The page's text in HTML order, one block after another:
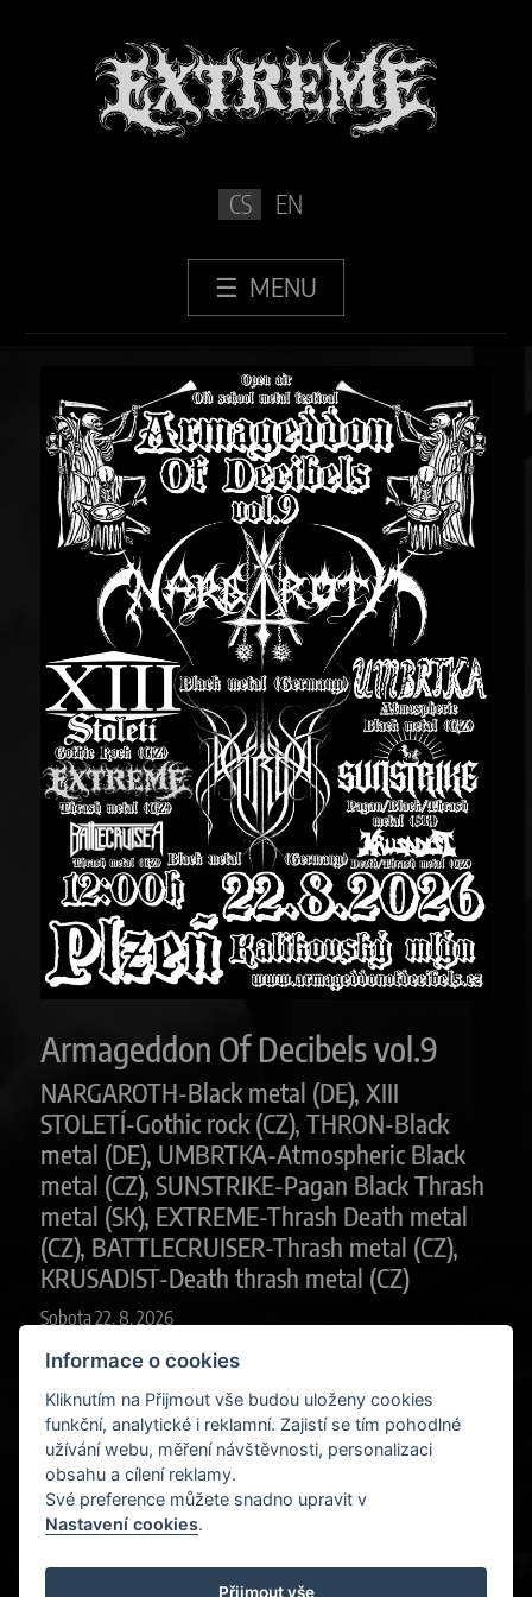
CS EN
Armageddon Of Decibels vol.9
NARGAROTH-Black metal (DE), XIII
STOLETÍ-Gothic rock (CZ), THRON-Black
metal (DE), UMBRTKA-Atmospheric Black
metal (CZ), SUNSTRIKE-Pagan Black Thrash
metal (SK), EXTREME-Thrash Death metal
(CZ), BATTLECRUISER-Thrash metal (CZ),
KRUSADIST-Death thrash metal (CZ)
Sobota 22. 8. 2026
Plzeň – Kalikovský mlýn
Předchozí
DEATH MASS TOUR 2026,
DEATH MASS TOUR 2026,
Informace o cookies
Kliknutím na Přijmout vše budou uloženy cookies
funkční, analytické i reklamní. Zajistí se tím pohodlné
užívání webu, měření návštěvnosti, personalizaci
obsahu a cílení reklamy.
Své preference můžete snadno upravit v
Nastavení cookies.
Přijmout vše